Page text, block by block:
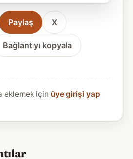
Paylaş X
Bağlantıyı kopyala
eklemek için üye girişi yap